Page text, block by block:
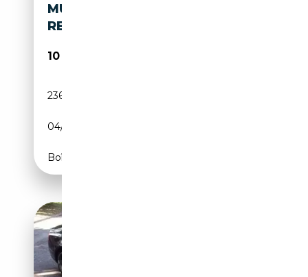
MULTITRONIC AMBITION
REPLICA RS5
10 900€
236 363 km
04/2010
Boîte automatique